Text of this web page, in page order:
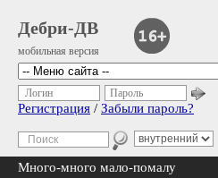
Дебри-ДВ
мобильная версия
Логин Пароль
Регистрация / Забыли пароль?
Много-много мало-помалу